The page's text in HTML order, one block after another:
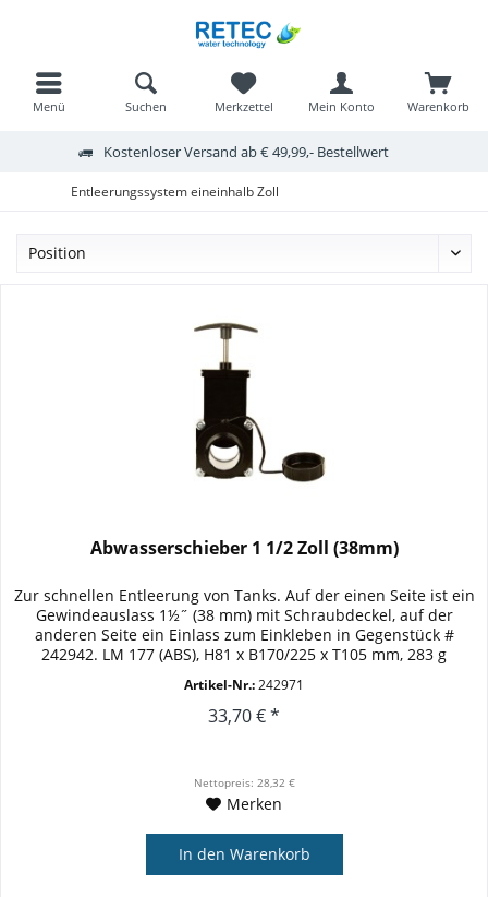
Kostenloser Versand ab € 49,99,- Bestellwert
Menü Warenkorb
Merkzettel Mein Konto
Suchen
Entleerungssystem eineinhalb Zoll
Abwasserschieber 1 1/2 Zoll (38mm)
Zur schnellen Entleerung von Tanks. Auf der einen Seite ist ein
Gewindeauslass 1½˝ (38 mm) mit Schraubdeckel, auf der
anderen Seite ein Einlass zum Einkleben in Gegenstück #
242942. LM 177 (ABS), H81 x B170/225 x T105 mm, 283 g
Artikel-Nr.:242971
33,70 € *
Nettopreis: 28,32 €
Merken
In den Warenkorb